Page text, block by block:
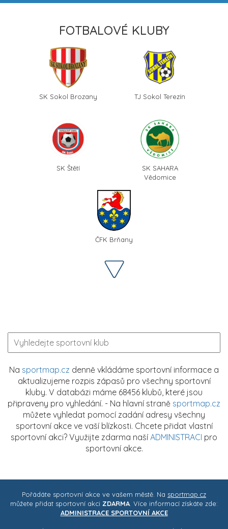
FOTBALOVÉ KLUBY
SK Sokol Brozany TJ Sokol Terezín
SK Štětí
SK SAHARA
Vědomice
ČFK Brňany
Na sportmap.cz denně vkládáme sportovní informace a
aktualizujeme rozpis zápasů pro všechny sportovní
kluby. V databázi máme 68456 klubů, které jsou
připraveny pro vyhledání. - Na hlavní straně sportmap.cz
můžete vyhledat pomocí zadání adresy všechny
sportovní akce ve vaší blízkosti. Chcete přidat vlastní
sportovní akci? Využijte zdarma naší ADMINISTRACI pro
sportovní akce.
Pořádáte sportovní akce ve vašem městě. Na sportmap.cz
můžete přidat sportovní akci ZDARMA . Více informací získáte zde:
ADMINISTRACE SPORTOVNÍ AKCE